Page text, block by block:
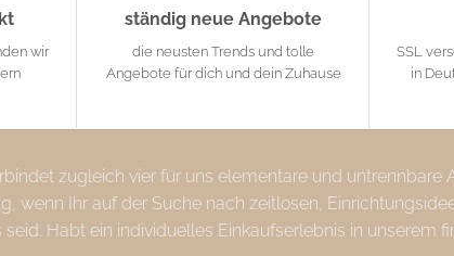
wir
ständig neue Angebote
die neusten Trends und tolle
Angebote für dich und dein Zuhause
SSL
in
zugleich vier für uns elementare und untrennbare
wenn Ihr auf der Suche nach zeitlosen,
Habt ein individuelles Einkaufserlebnis in unserem